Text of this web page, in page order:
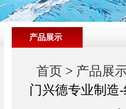
产品展示
首页 > 产品展
门兴德专业制造